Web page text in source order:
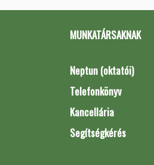
MUNKATÁRSAKNAK
Neptun (oktatói)
Telefonkönyv
Kancellária
Segítségkérés